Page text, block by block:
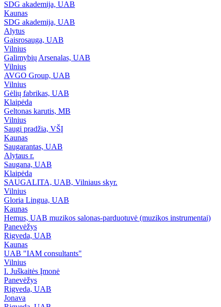
SDG akademija, UAB
Kaunas
SDG akademija, UAB
Alytus
Gaisrosauga, UAB
Vilnius
Galimybių Arsenalas, UAB
Vilnius
AVGO Group, UAB
Vilnius
Gėlių fabrikas, UAB
Klaipėda
Geltonas karutis, MB
Vilnius
Saugi pradžia, VŠĮ
Kaunas
Saugarantas, UAB
Alytaus r.
Saugana, UAB
Klaipėda
SAUGALITA, UAB, Vilniaus skyr.
Vilnius
Gloria Lingua, UAB
Kaunas
Hemus, UAB muzikos salonas-parduotuvė (muzikos instrumentai)
Panevėžys
Rigveda, UAB
Kaunas
UAB "IAM consultants"
Vilnius
I. Juškaitės Įmonė
Panevėžys
Rigveda, UAB
Jonava